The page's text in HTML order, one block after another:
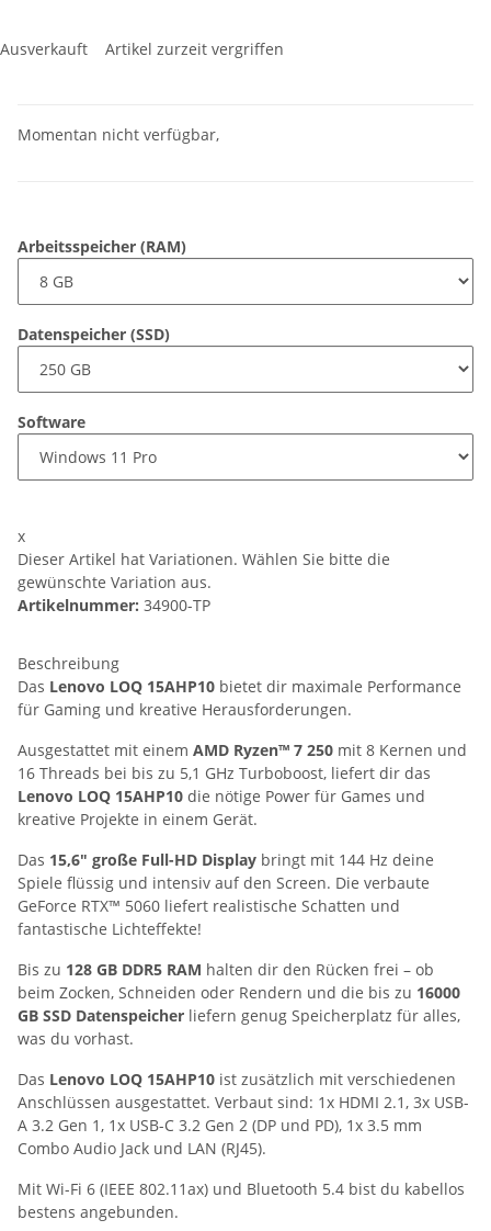
Ausverkauft Artikel zurzeit vergriffen
Momentan nicht verfügbar,
Arbeitsspeicher (RAM)
Datenspeicher (SSD)
Software
x
Dieser Artikel hat Variationen. Wählen Sie bitte die
gewünschte Variation aus.
Artikelnummer: 34900-TP
Beschreibung
Das Lenovo LOQ 15AHP10 bietet dir maximale Performance
für Gaming und kreative Herausforderungen.
Ausgestattet mit einem AMD Ryzen™ 7 250 mit 8 Kernen und
16 Threads bei bis zu 5,1 GHz Turboboost, liefert dir das
Lenovo LOQ 15AHP10 die nötige Power für Games und
kreative Projekte in einem Gerät.
Das 15,6" große Full-HD Display bringt mit 144 Hz deine
Spiele flüssig und intensiv auf den Screen. Die verbaute
GeForce RTX™ 5060 liefert realistische Schatten und
fantastische Lichteffekte!
Bis zu 128 GB DDR5 RAM halten dir den Rücken frei – ob
beim Zocken, Schneiden oder Rendern und die bis zu 16000
GB SSD Datenspeicher liefern genug Speicherplatz für alles,
was du vorhast.
Das Lenovo LOQ 15AHP10 ist zusätzlich mit verschiedenen
Anschlüssen ausgestattet. Verbaut sind: 1x HDMI 2.1, 3x USB-
A 3.2 Gen 1, 1x USB-C 3.2 Gen 2 (DP und PD), 1x 3.5 mm
Combo Audio Jack und LAN (RJ45).
Mit Wi-Fi 6 (IEEE 802.11ax) und Bluetooth 5.4 bist du kabellos
bestens angebunden.